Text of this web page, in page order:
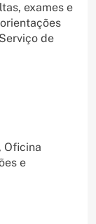
exames e
de
Oficina
e